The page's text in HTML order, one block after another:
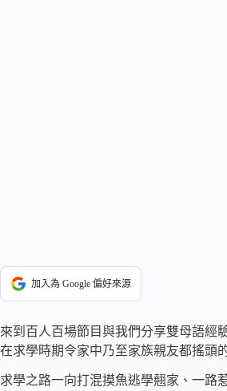
加入為 Google 偏好來源
來到百人百場節目與我們分享雙母語經
在求學時期令家中乃至家族親友都搖頭
求學之路一向打混摸魚逃學翹家、一路